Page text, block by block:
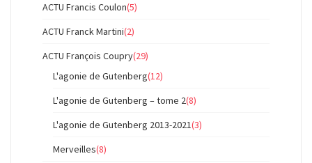
ACTU Francis Coulon(5)
ACTU Franck Martini(2)
ACTU François Coupry(29)
L'agonie de Gutenberg(12)
L'agonie de Gutenberg – tome 2(8)
L'agonie de Gutenberg 2013-2021(3)
Merveilles(8)